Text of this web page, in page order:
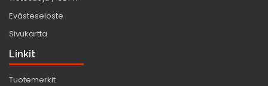
Evästeseloste
Sivukartta
Linkit
Tuotemerkit